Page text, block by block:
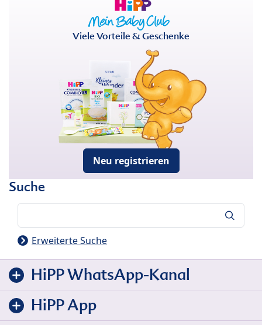
Viele Vorteile & Geschenke
Neu registrieren
Suche
Erweiterte Suche
HiPP WhatsApp-Kanal
HiPP App